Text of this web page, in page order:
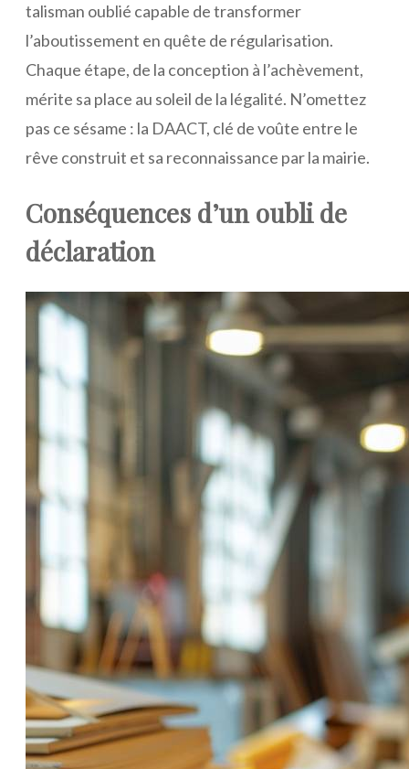
talisman oublié capable de transformer
l’aboutissement en quête de régularisation.
Chaque étape, de la conception à l’achèvement,
mérite sa place au soleil de la légalité. N’omettez
pas ce sésame : la DAACT, clé de voûte entre le
rêve construit et sa reconnaissance par la mairie.
Conséquences d’un oubli de
déclaration